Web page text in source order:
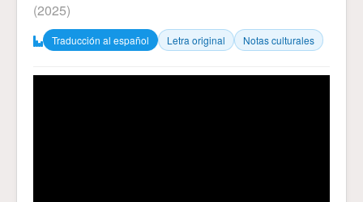
(2025)
Traducción al español Letra original Notas culturales